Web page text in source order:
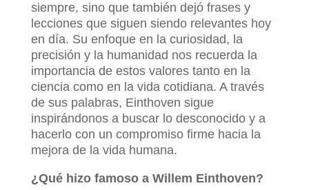
siempre, sino que también dejó frases y
lecciones que siguen siendo relevantes hoy
en día. Su enfoque en la curiosidad, la
precisión y la humanidad nos recuerda la
importancia de estos valores tanto en la
ciencia como en la vida cotidiana. A través
de sus palabras, Einthoven sigue
inspirándonos a buscar lo desconocido y a
hacerlo con un compromiso firme hacia la
mejora de la vida humana.
¿Qué hizo famoso a Willem Einthoven?